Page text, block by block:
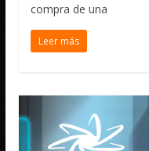
compra de una
Leer más